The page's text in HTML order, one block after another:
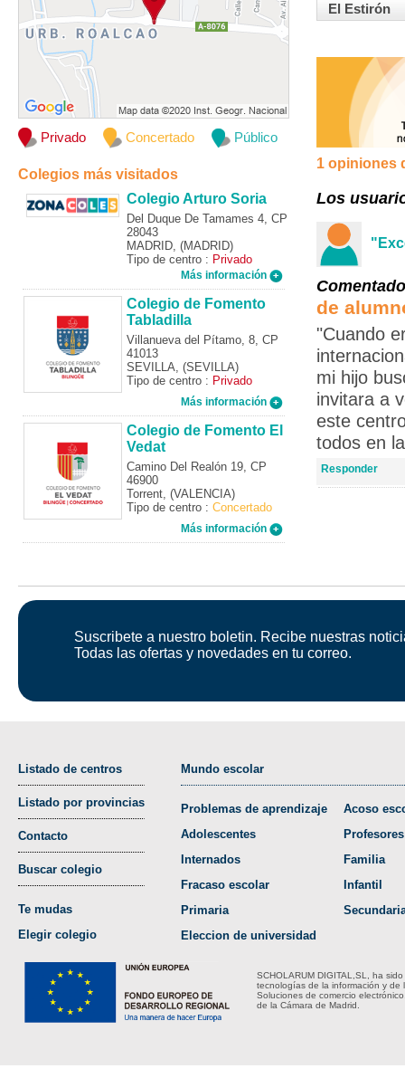
Privado Concertado Público
Colegios más visitados
Colegio Arturo Soria
Del Duque De Tamames 4, CP
28043
MADRID, (MADRID)
Tipo de centro : Privado
Más información
Colegio de Fomento
Tabladilla
Villanueva del Pítamo, 8, CP
41013
SEVILLA, (SEVILLA)
Tipo de centro : Privado
Más información
Colegio de Fomento El
Vedat
Camino Del Realón 19, CP
46900
Torrent, (VALENCIA)
Tipo de centro : Concertado
Más información
El Estirón
1 opiniones
Los
de
"Cuando
mi hijo
invitara a
este
todos en
Responder
Suscribete a nuestro boletin. Recibe nuestras
Todas las ofertas y novedades en tu correo.
Listado de centros
Listado por provincias
Contacto
Buscar colegio
Te mudas
Elegir colegio
Mundo escolar
Problemas de aprendizaje
Adolescentes
Internados
Fracaso escolar
Primaria
Eleccion de universidad
Acoso
Profesores
Familia
Infantil
SCHOLARUM DIGITAL,SL, ha
tecnologías de la información y de
Soluciones de comercio
de la Cámara de Madrid.